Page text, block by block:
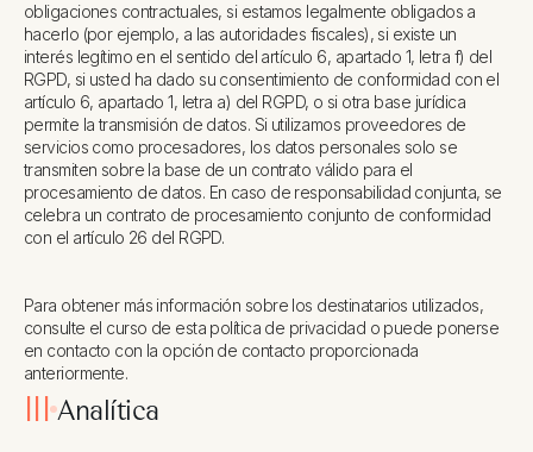
obligaciones contractuales, si estamos legalmente obligados a
hacerlo (por ejemplo, a las autoridades fiscales), si existe un
interés legítimo en el sentido del artículo 6, apartado 1, letra f) del
RGPD, si usted ha dado su consentimiento de conformidad con el
artículo 6, apartado 1, letra a) del RGPD, o si otra base jurídica
permite la transmisión de datos. Si utilizamos proveedores de
servicios como procesadores, los datos personales solo se
transmiten sobre la base de un contrato válido para el
procesamiento de datos. En caso de responsabilidad conjunta, se
celebra un contrato de procesamiento conjunto de conformidad
con el artículo 26 del RGPD.
Para obtener más información sobre los destinatarios utilizados,
consulte el curso de esta política de privacidad o puede ponerse
en contacto con la opción de contacto proporcionada
anteriormente.
III Analítica